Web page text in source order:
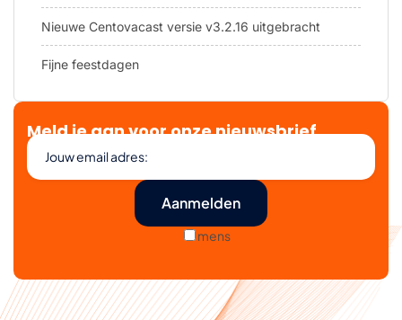
Nieuwe Centovacast versie v3.2.16 uitgebracht
Fijne feestdagen
Meld je aan voor onze nieuwsbrief
mens